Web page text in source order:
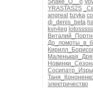
Shake_O__o
YRASTAS2S
angreal bzyka
dj_denis_beta
kvn4eg lotosssss
Таня_Кононенко
электричество